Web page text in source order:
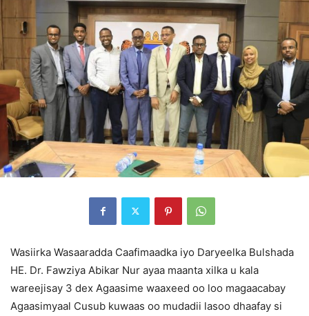
Wasiirka Wasaaradda Caafimaadka iyo Daryeelka Bulshada
HE. Dr. Fawziya Abikar Nur ayaa maanta xilka u kala
wareejisay 3 dex Agaasime waaxeed oo loo magaacabay
Agaasimyaal Cusub kuwaas oo mudadii lasoo dhaafay si